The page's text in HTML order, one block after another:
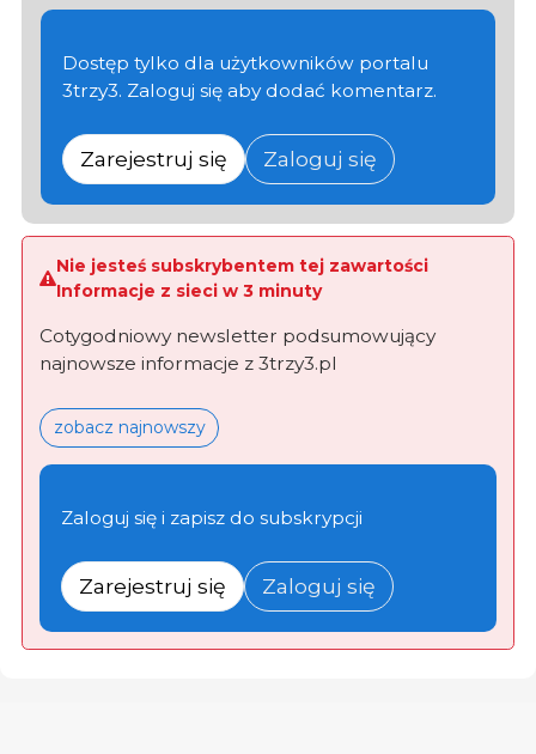
Dostęp tylko dla użytkowników portalu
3trzy3. Zaloguj się aby dodać komentarz.
Zarejestruj się Zaloguj się
Nie jesteś subskrybentem tej zawartości
Informacje z sieci w 3 minuty
Cotygodniowy newsletter podsumowujący
najnowsze informacje z 3trzy3.pl
zobacz najnowszy
Zaloguj się i zapisz do subskrypcji
Zarejestruj się Zaloguj się